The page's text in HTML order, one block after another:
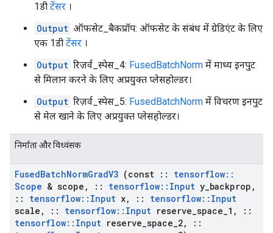
1डी टेंसर ।
Output ऑफसेट_बैकप्रॉप: ऑफसेट के संबंध में ग्रेडिएंट के लिए
एक 1डी टेंसर ।
Output रिज़र्व_स्पेस_4: FusedBatchNorm में माध्य इनपुट
से मिलान करने के लिए अप्रयुक्त प्लेसहोल्डर।
Output रिज़र्व_स्पेस_5: FusedBatchNorm में विचरण इनपुट
से मेल खाने के लिए अप्रयुक्त प्लेसहोल्डर।
निर्माता और विध्वंसक
FusedBatchNormGradV3 (const :: tensorflow::
Scope & scope , :: tensorflow:: Input y backprop ,
::
tensorflow:: Input x, :: tensorflow:: Input
scale , :: tensorflow:: Input reserve space 1 ,
::
tensorflow:: Input reserve space 2,
::